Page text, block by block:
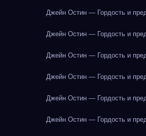
Джейн Остин — Гордость и
Джейн Остин — Гордость и
Джейн Остин — Гордость и
Джейн Остин — Гордость и
Джейн Остин — Гордость и
Джейн Остин — Гордость и